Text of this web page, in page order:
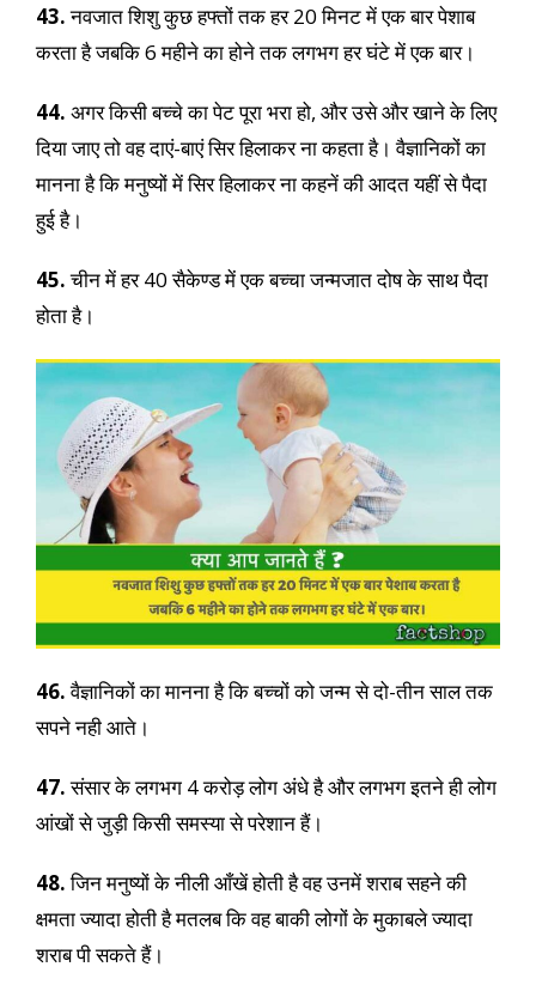
43.नवजात शिशु कुछ हफ्तों तक हर 20 मिनट में एक बार पेशाब
करता है जबकि 6 महीने का होने तक लगभग हर घंटे में एक बार।
44. अगर किसी बच्चे का पेट पूरा भरा हो, और उसे और खाने के लिए
दिया जाए तो वह दाएं-बाएं सिर हिलाकर ना कहता है। वैज्ञानिकों का
मानना है कि मनुष्यों में सिर हिलाकर ना कहनें की आदत यहीं से पैदा
हुई है।
45.चीन में हर 40 सैकेण्ड में एक बच्चा जन्मजात दोष के साथ पैदा
होता है।
46.वैज्ञानिकों का मानना है कि बच्चों को जन्म से दो-तीन साल तक
सपने नही आते।
47.संसार के लगभग 4 करोड़ लोग अंधे है और लगभग इतने ही लोग
आंखों से जुड़ी किसी समस्या से परेशान हैं।
48.जिन मनुष्यों के नीली आँखें होती है वह उनमें शराब सहने की
क्षमता ज्यादा होती है मतलब कि वह बाकी लोगों के मुकाबले ज्यादा
शराब पी सकते हैं।